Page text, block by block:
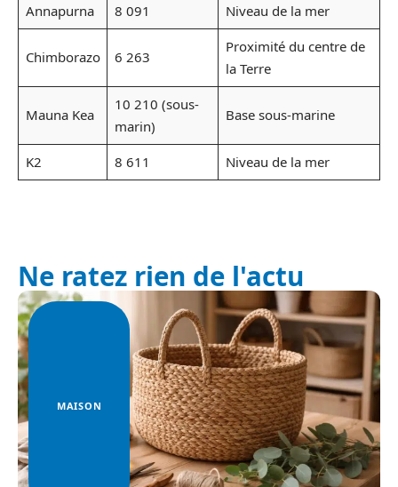
Annapurna 8 091 Niveau de la mer
Chimborazo 6 263
Proximité du centre de
la Terre
Mauna Kea
10 210 (sous-
marin)
Base sous-marine
K2 8 611 Niveau de la mer
Ne ratez rien de l'actu
MAISON